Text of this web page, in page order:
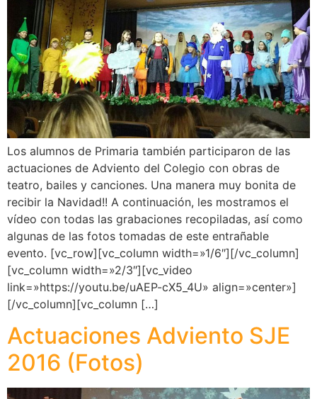
Los alumnos de Primaria también participaron de las
actuaciones de Adviento del Colegio con obras de
teatro, bailes y canciones. Una manera muy bonita de
recibir la Navidad!! A continuación, les mostramos el
vídeo con todas las grabaciones recopiladas, así como
algunas de las fotos tomadas de este entrañable
evento. [vc_row][vc_column width=»1/6″][/vc_column]
[vc_column width=»2/3″][vc_video
link=»https://youtu.be/uAEP-cX5_4U» align=»center»]
[/vc_column][vc_column […]
Actuaciones Adviento SJE
2016 (Fotos)